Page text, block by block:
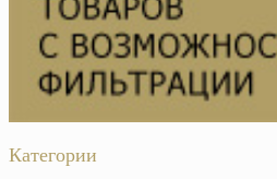
Категории